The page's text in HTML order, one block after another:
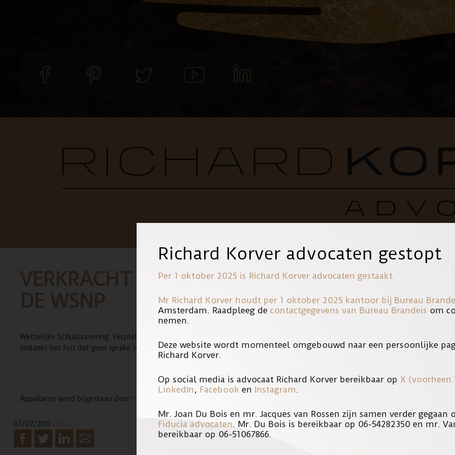
VERKRACHT DOOR BEWINDVOERDER.
DE WSNP
Wettelijke Schuldsanering. Verzoek tot hernieuwde toelating binnen 10 jaar. Op grond van zeer uitzonderlijke situatie wordt
ondanks het feit dat geen sprake is van de in artikel 288 lid 2 sub d Fw genoemde uitzonderingsgronden.
Appellante werd bijgestaan door mr. Richard A. Korver
07/07/2011 Link
Richard Korver advocaten gestopt
Per 1 oktober 2025 is Richard Korver advocaten gestaakt.
Mr Richard Korver houdt per 1 oktober 2025 kantoor bij Bureau
Amsterdam. Raadpleeg de contactgegevens van Bureau Brandeis om
nemen.
Deze website wordt momenteel omgebouwd naar een persoonlijke
Richard Korver.
Op social media is advocaat Richard Korver bereikbaar op X (voorheen
LinkedIn , Facebook en Instagram.
Mr. Joan Du Bois en mr. Jacques van Rossen zijn samen verder gegaan
Fiducia advocaten. Mr. Du Bois is bereikbaar op 06-54282350 en mr.
bereikbaar op 06-51067866.